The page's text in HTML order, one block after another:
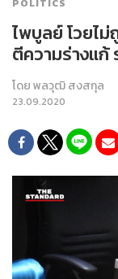
POLITICS
ไพบูลย์ โวยไ
ตีความร่างแก้
โดยพลวุฒิ สงสกุล
23.09.2020